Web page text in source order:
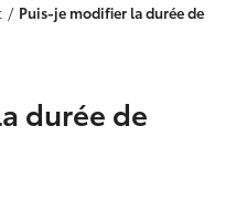
Puis-je modifier la durée de
durée de